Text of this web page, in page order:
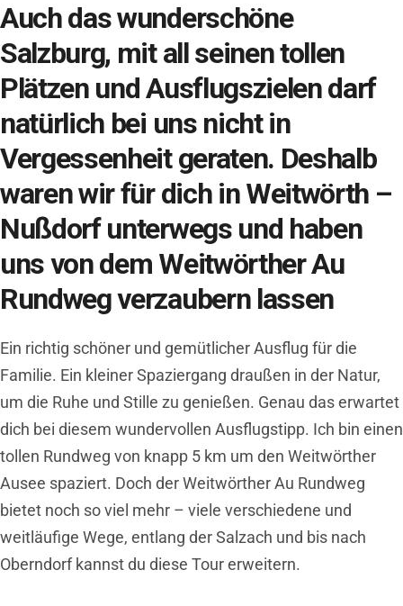
Auch das wunderschöne
Salzburg, mit all seinen tollen
Plätzen und Ausflugszielen darf
natürlich bei uns nicht in
Vergessenheit geraten. Deshalb
waren wir für dich in Weitwörth –
Nußdorf unterwegs und haben
uns von dem Weitwörther Au
Rundweg verzaubern lassen
Ein richtig schöner und gemütlicher Ausflug für die
Familie. Ein kleiner Spaziergang draußen in der Natur,
um die Ruhe und Stille zu genießen. Genau das erwartet
dich bei diesem wundervollen Ausflugstipp. Ich bin einen
tollen Rundweg von knapp 5 km um den Weitwörther
Ausee spaziert. Doch der Weitwörther Au Rundweg
bietet noch so viel mehr – viele verschiedene und
weitläufige Wege, entlang der Salzach und bis nach
Oberndorf kannst du diese Tour erweitern.